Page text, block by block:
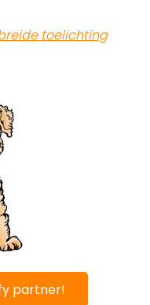
toelichting
partner!